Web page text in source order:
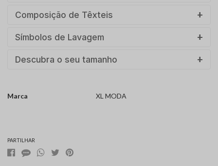
Composição de Têxteis
Símbolos de Lavagem
Descubra o seu tamanho
Marca
XL MODA
PARTILHAR